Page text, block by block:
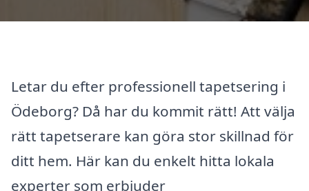
Letar du efter professionell tapetsering i
Ödeborg? Då har du kommit rätt! Att välja
rätt tapetserare kan göra stor skillnad för
ditt hem. Här kan du enkelt hitta lokala
experter som erbjuder